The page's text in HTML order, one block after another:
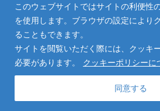
このウェブサイトではサイトの利便性
を使用します。ブラウザの設定により
ることもできます。
サイトを閲覧いただく際には、クッキ
必要があります。
クッキーポリシーに
同意する